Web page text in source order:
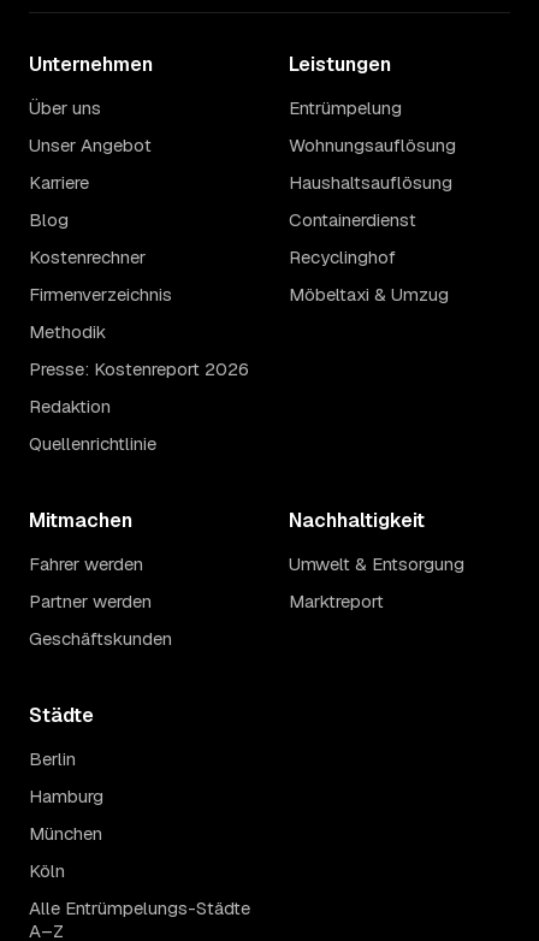
Unternehmen
Über uns
Unser Angebot
Karriere
Blog
Kostenrechner
Firmenverzeichnis
Methodik
Presse: Kostenreport 2026
Redaktion
Quellenrichtlinie
Leistungen
Entrümpelung
Wohnungsauflösung
Haushaltsauflösung
Containerdienst
Recyclinghof
Möbeltaxi & Umzug
Mitmachen
Fahrer werden
Partner werden
Geschäftskunden
Nachhaltigkeit
Umwelt & Entsorgung
Marktreport
Städte
Berlin
Hamburg
München
Köln
Alle Entrümpelungs-Städte
A–Z